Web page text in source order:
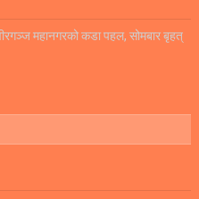
महानगरको कडा पहल, सोमबार बृहत्